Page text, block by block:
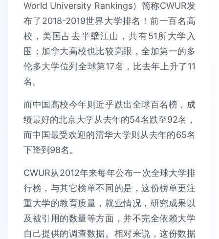
World University Rankings）简称CWUR发
布了2018-2019世界大学排名！前一百名高
校，美国占去半壁江山，共有51所大学入
围；加拿大高校也比较亮眼，全加第一的多
伦多大学位列全球第17名，比去年上升了11
名。
而中国高校今年则近乎跌出全球百名榜，成
绩最好的北京大学从去年的54名跌至92名，
而中国最受欢迎的清华大学则从去年的65名
下降到98名。
CWUR从2012年来每年公布一次全球大学排
行榜，与其它榜单不同的是，这份榜单更注
重大学的教育质量，就业情况，研究成果以
及被引用的数量等方面，并不完全依赖大学
自己提供的调查数据。相对来说，这份数据